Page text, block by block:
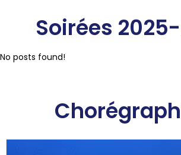
Soirées
No posts found!